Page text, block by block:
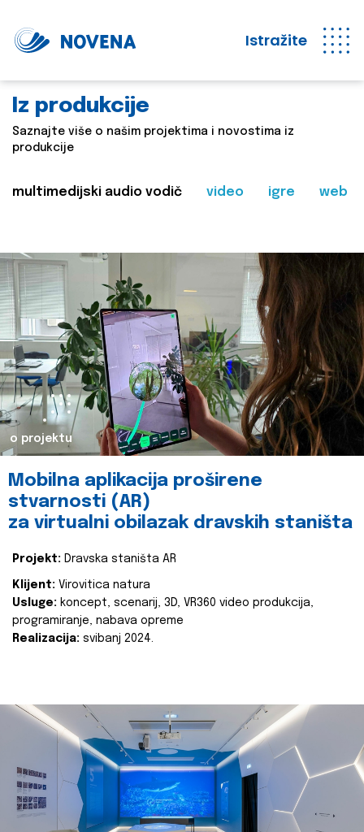
Istražite
Iz produkcije
Saznajte više o našim projektima i novostima iz
produkcije
multimedijski audio vodič video igre web
o projektu
Mobilna aplikacija proširene
stvarnosti (AR)
za virtualni obilazak dravskih staništa
Projekt: Dravska staništa AR
Klijent: Virovitica natura
Usluge: koncept, scenarij, 3D, VR360 video produkcija,
programiranje, nabava opreme
Realizacija: svibanj 2024.